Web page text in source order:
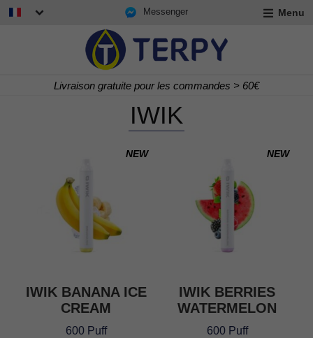
Messenger Menu
Livraison gratuite pour les commandes > 60€
Vape Store N°1 en Europe
Livraison rapide 24/48 h
IWIK
NEW
IWIK BANANA ICE
CREAM
600 Puff
NEW
IWIK BERRIES
WATERMELON
600 Puff